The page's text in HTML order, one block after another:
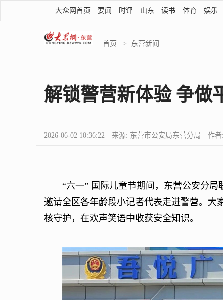
大众网首页 要闻 时评 山东 读书 体育 娱乐
首页 > 东营新闻
解锁警营新体验 争做
2026-06-02 10:36:22 来源: 东营市公安局东营分局 作者
“六一” 国际儿童节期间，东营公安分局
邀请全区各年龄段小记者代表走进警营。大
核守护，在欢声笑语中收获安全知识。